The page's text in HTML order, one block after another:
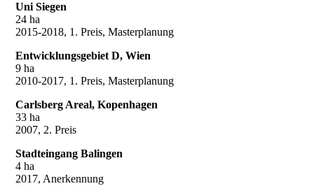
Uni Siegen
24 ha
2015-2018, 1. Preis, Masterplanung
Entwicklungsgebiet D, Wien
9 ha
2010-2017, 1. Preis, Masterplanung
Carlsberg Areal, Kopenhagen
33 ha
2007, 2. Preis
Stadteingang Balingen
4 ha
2017, Anerkennung